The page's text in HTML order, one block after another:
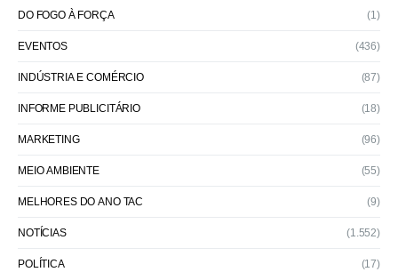
DO FOGO À FORÇA (1)
EVENTOS (436)
INDÚSTRIA E COMÉRCIO (87)
INFORME PUBLICITÁRIO (18)
MARKETING (96)
MEIO AMBIENTE (55)
MELHORES DO ANO TAC (9)
NOTÍCIAS (1.552)
POLÍTICA (17)